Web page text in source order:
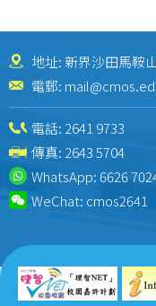
地址: 新界沙田馬鞍
電郵:
電話: 2641 9733
傳真: 2643 5704
WhatsApp:6626
WeChat: cmos2641